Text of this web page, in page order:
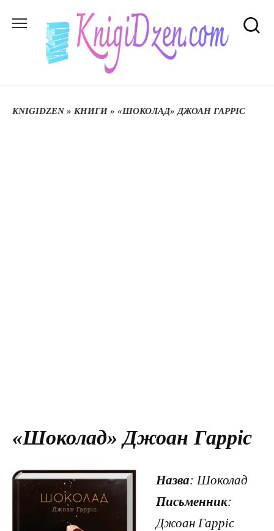
до
KNIGIDZEN» КНИГИ » «ШОКОЛАД» ДЖОАН ГАРРІС
«Шоколад» Джоан Гарріс
Назва: Шоколад
Письменник:
Джоан Гарріс